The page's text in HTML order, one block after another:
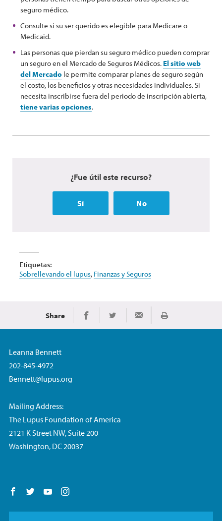
seguro médico.
Consulte si su ser querido es elegible para Medicare o
Medicaid.
Las personas que pierdan su seguro médico pueden comprar
un seguro en el Mercado de Seguros Médicos. El sitio web
del Mercado le permite comparar planes de seguro según
el costo, los beneficios y otras necesidades individuales. Si
necesita inscribirse fuera del periodo de inscripción abierta,
tiene varias opciones.
¿Fue útil este recurso?
Sí No
Etiquetas:
Sobrellevando el lupus, Finanzas y Seguros
Share Share on Facebook
Share on TwitterShare via EmailImprimir
Leanna Bennett
202-845-4972
Bennett@lupus.org
Mailing Address:
The Lupus Foundation of America
2121 K Street NW, Suite 200
Washington, DC 20037
Follow us on Facebook
Follow us on Twitter
Follow us on YouTube